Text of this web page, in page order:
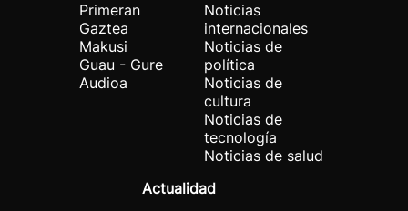
Primeran
Gaztea
Makusi
Guau - Gure
Audioa
Noticias
internacionales
Noticias de
política
Noticias de
cultura
Noticias de
tecnología
Noticias de salud
Actualidad